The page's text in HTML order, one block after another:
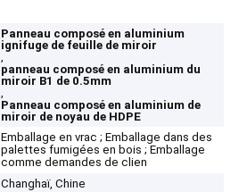
Panneau composé en aluminium
ignifuge de feuille de miroir
,
panneau composé en aluminium du
miroir B1 de 0.5mm
,
Panneau composé en aluminium de
miroir de noyau de HDPE
Emballage en vrac ; Emballage dans des
palettes fumigées en bois ; Emballage
comme demandes de clien
Changhaï, Chine